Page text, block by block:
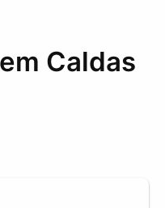
Caldas